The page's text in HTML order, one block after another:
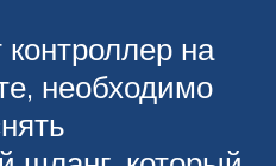
на
необходимо